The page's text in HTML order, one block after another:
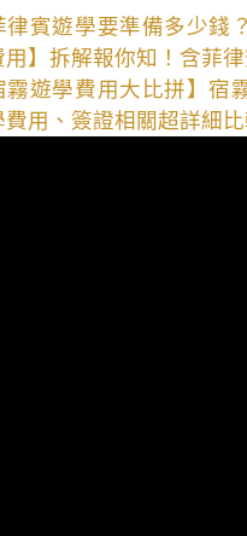
律賓遊學要準備多少錢
用】拆解報你知！含菲
霧遊學費用大比拼】宿
費用、簽證相關超詳細比